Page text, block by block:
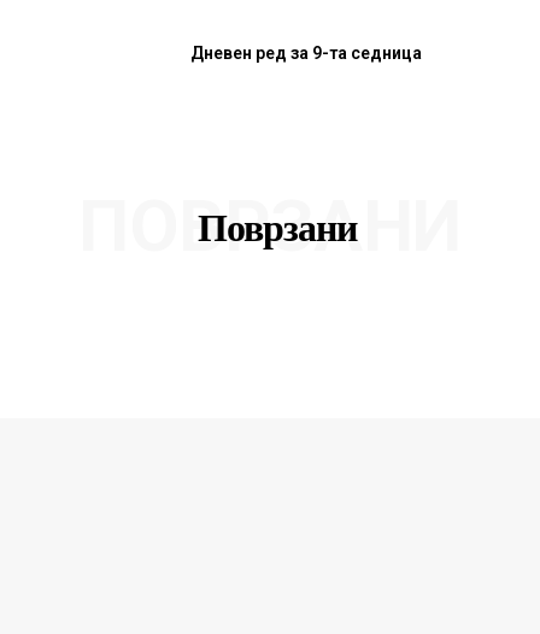
Дневен ред за 9-та седница
Поврзани
ПОВРЗАНИ